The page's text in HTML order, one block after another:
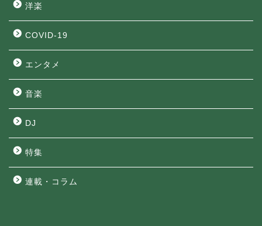
洋楽
COVID-19
エンタメ
音楽
DJ
特集
連載・コラム